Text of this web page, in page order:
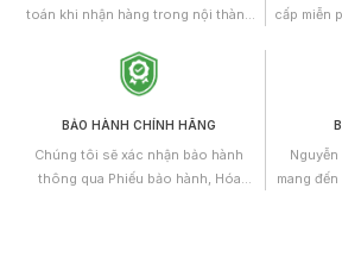
toán khi nhận hàng trong nội thành
cấp miễn
có kiến
BẢO HÀNH CHÍNH HÃNG
Chúng tôi sẽ xác nhận bảo hành
thông qua Phiếu bảo hành, Hóa
mang